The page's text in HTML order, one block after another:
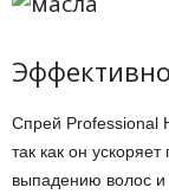
Спрей Professional
так как он
выпадению волос и